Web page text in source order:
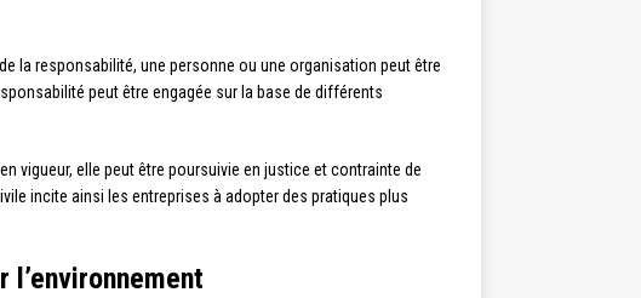
de la responsabilité, une personne ou une organisation peut être
peut être engagée sur la base de différents
vigueur, elle peut être poursuivie en justice et contrainte de
incite ainsi les entreprises à adopter des pratiques plus